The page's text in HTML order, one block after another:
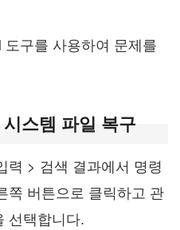
구를 사용하여 문제를
스템 파일 복구
력 > 검색 결과에서 명령
쪽 버튼으로 클릭하고 관
선택합니다.